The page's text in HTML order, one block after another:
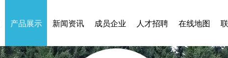
在线地图
人才招聘
成员企业
新闻资讯
产品展示